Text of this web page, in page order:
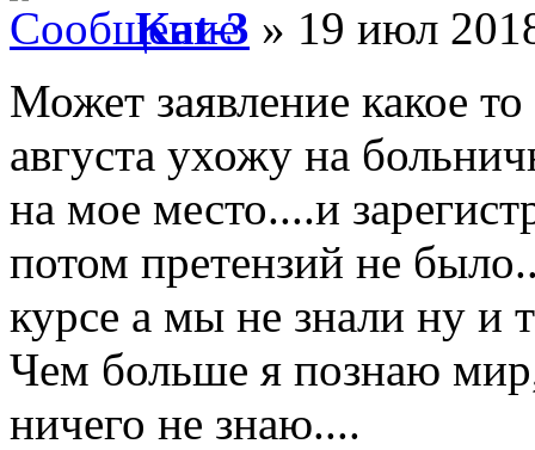
Kat-3 » 19 июл
Может заявление какое
августа ухожу на
на мое место....и
потом претензий не
курсе а мы не знали ну и
Чем больше я познаю
ничего не знаю....